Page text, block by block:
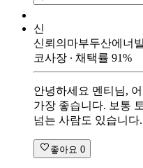
신
신뢰의마부두산에너
코사장 ∙ 채택률 91%
안녕하세요 멘티님,
가장 좋습니다. 보통
넘는 사람도 있습니다.
좋아요 0